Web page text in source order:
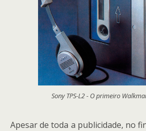
Sony TPS-L2 - O primeiro
Apesar de toda a publicidade, no